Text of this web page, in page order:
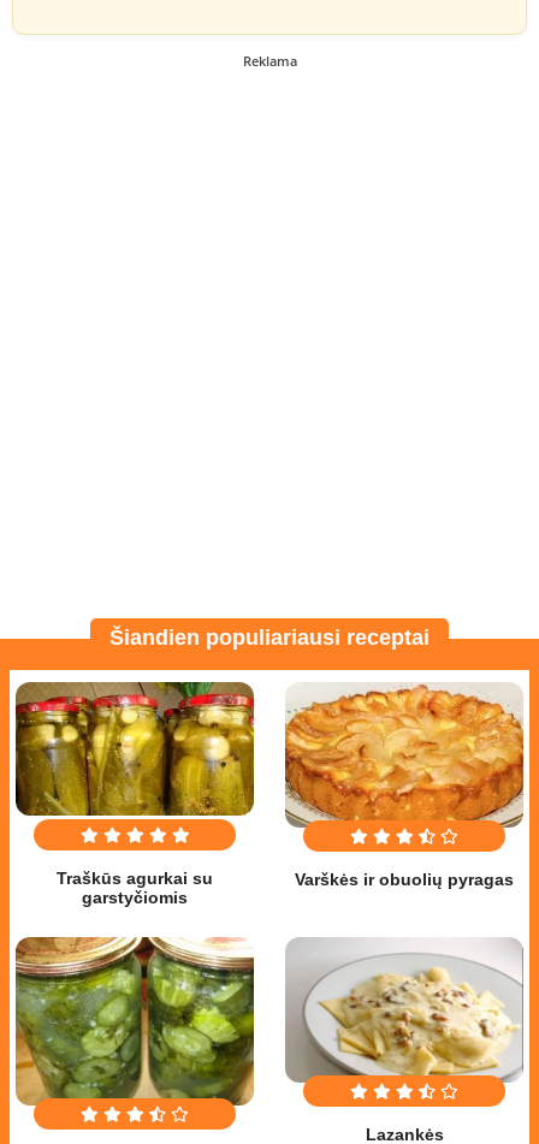
Reklama
Šiandien populiariausi receptai
Traškūs agurkai su
garstyčiomis
Varškės ir obuolių pyragas
Lazankės